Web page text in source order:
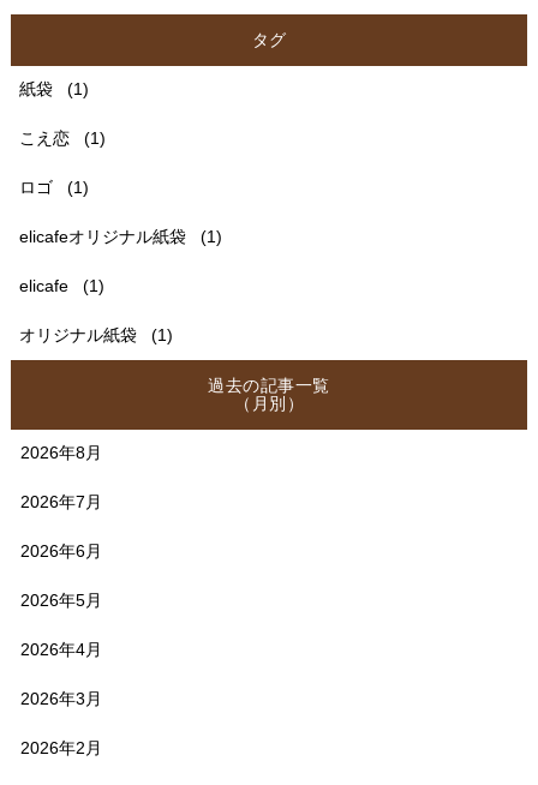
タグ
紙袋 (1)
こえ恋 (1)
ロゴ (1)
elicafeオリジナル紙袋 (1)
elicafe (1)
オリジナル紙袋 (1)
過去の記事一覧
（月別）
2026年8月
2026年7月
2026年6月
2026年5月
2026年4月
2026年3月
2026年2月